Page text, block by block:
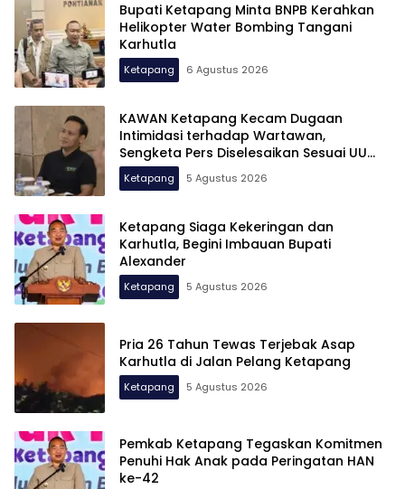
Bupati Ketapang Minta BNPB Kerahkan
Helikopter Water Bombing Tangani
Karhutla
Ketapang 6 Agustus 2026
KAWAN Ketapang Kecam Dugaan
Intimidasi terhadap Wartawan,
Sengketa Pers Diselesaikan Sesuai UU
Pers
Ketapang 5 Agustus 2026
Ketapang Siaga Kekeringan dan
Karhutla, Begini Imbauan Bupati
Alexander
Ketapang 5 Agustus 2026
Pria 26 Tahun Tewas Terjebak Asap
Karhutla di Jalan Pelang Ketapang
Ketapang 5 Agustus 2026
Pemkab Ketapang Tegaskan Komitmen
Penuhi Hak Anak pada Peringatan HAN
ke-42